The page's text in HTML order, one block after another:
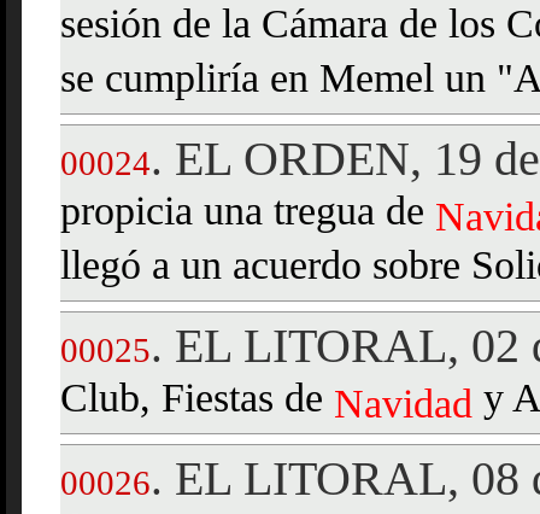
sesión de la Cámara de los
se cumpliría en Memel un
00024. EL ORDEN, 19
propicia una tregua de
llegó a un acuerdo sobre
00025. EL LITORAL, 02
Club, Fiestas de Navidad y
00026. EL LITORAL, 08